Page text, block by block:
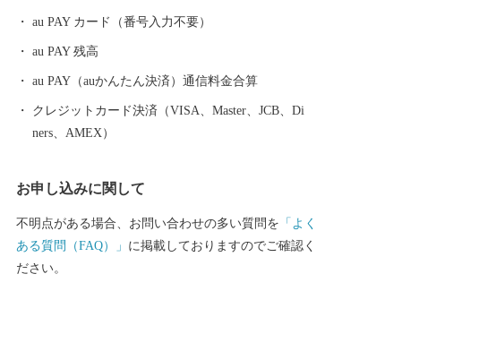
au PAY カード（番号入力不要）
au PAY 残高
au PAY（auかんたん決済）通信料金合算
クレジットカード決済（VISA、Master、JCB、Di
ners、AMEX）
お申し込みに関して
不明点がある場合、お問い合わせの多い質問を 「よく
ある質問（FAQ）」 に掲載しておりますのでご確認く
ださい。